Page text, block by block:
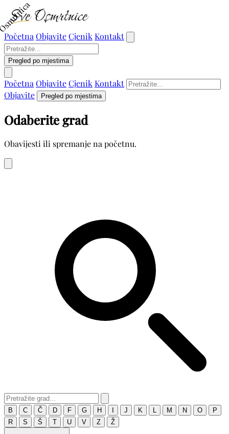
Početna ObjaviteCjenik Kontakt
Pregled po mjestima
Početna ObjaviteCjenik Kontakt
Objavite
Pregled po mjestima
Odaberite grad
Obavijesti ili spremanje na početnu.
B C Č D F G H J K M N O
P
R
S Š T U V Z Ž